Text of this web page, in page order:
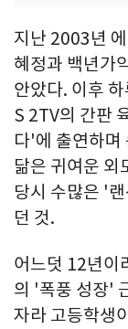
지난 2003년
혜정과 백년가
안았다. 이후
S 2TV의 간판
다'에 출연하며
닮은 귀여운 외
당시 수많은 '
던 것.
어느덧 12년이
의 '폭풍 성장'
자라 고등학생